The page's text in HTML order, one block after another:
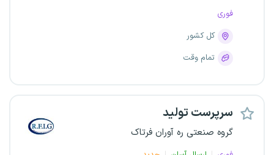
فوری
کل کشور
تمام وقت
سرپرست تولید
گروه صنعتی ره آوران فرتاک